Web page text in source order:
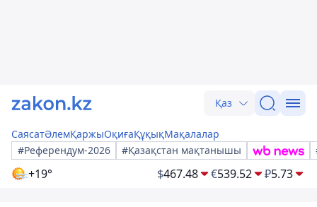
Қаз
СаясатӘлемҚаржыОқиғаҚұқықМақалалар
#Референдум-2026
#Қазақстан мақтанышы
+19° $467.48 €539.52 ₽5.73